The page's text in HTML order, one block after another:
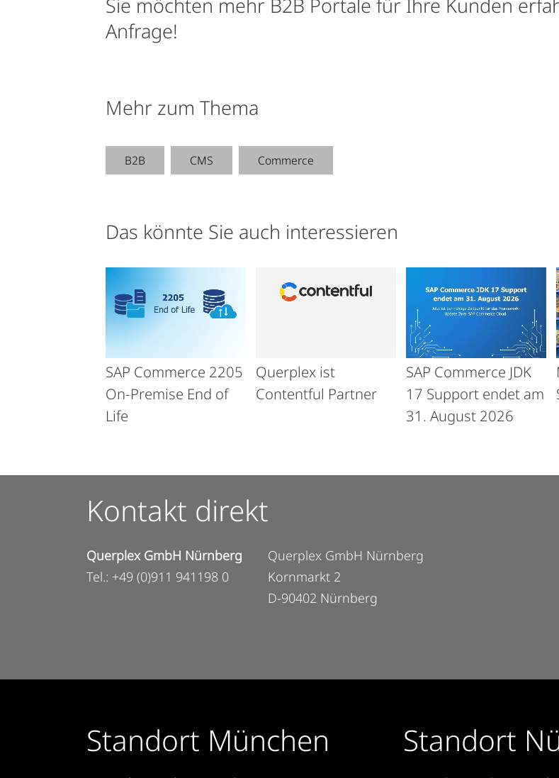
Sie möchten mehr B2B Portale für Ihre Kunden
Anfrage!
Mehr zum Thema
B2B CMS Commerce
Das könnte Sie auch interessieren
SAP Commerce 2205
On-Premise End of
Life
Querplex ist
Contentful Partner
SAP Commerce JDK
17 Support endet am
31. August 2026
Kontakt direkt
Querplex GmbH Nürnberg
Tel.: +49 (0)911 941198 0
Querplex GmbH Nürnberg
Kornmarkt 2
D-90402 Nürnberg
Standort München Standort